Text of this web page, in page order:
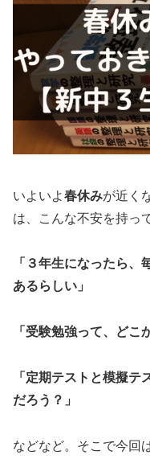
いよいよ春休みが近く
は、こんな不安を持っ
「３年生になったら、
あるらしい」
「受験勉強って、どこ
「定期テストと模擬
だろう？」
などなど。そこで今回